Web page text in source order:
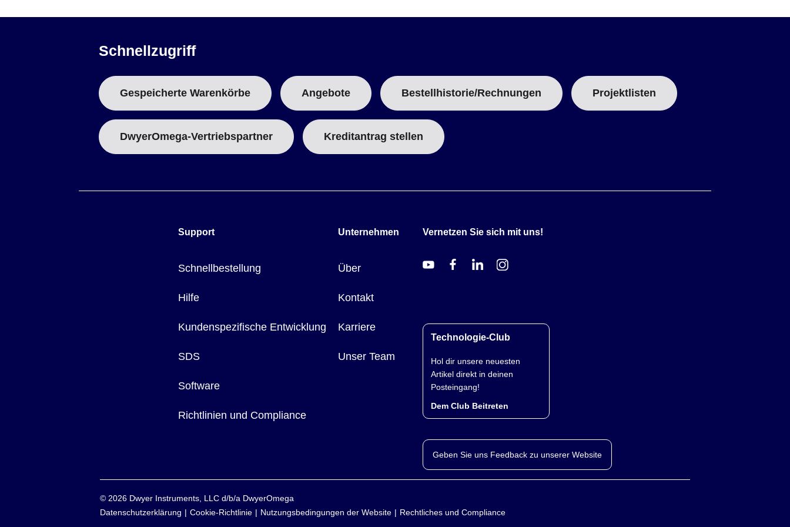
Schnellzugriff
Gespeicherte Warenkörbe Angebote Bestellhistorie/Rechnungen Projektlisten
DwyerOmega-Vertriebspartner Kreditantrag stellen
Support
Schnellbestellung
Hilfe
Kundenspezifische Entwicklung
SDS
Software
Richtlinien und Compliance
Unternehmen
Über
Kontakt
Karriere
Unser Team
Vernetzen Sie sich mit uns!
Technologie-Club
Hol dir unsere neuesten
Artikel direkt in deinen
Posteingang!
Dem Club Beitreten
Geben Sie uns Feedback zu unserer Website
© 2026 Dwyer Instruments, LLC d/b/a DwyerOmega
Datenschutzerklärung
Cookie-Richtlinie Nutzungsbedingungen der Website Rechtliches und Compliance